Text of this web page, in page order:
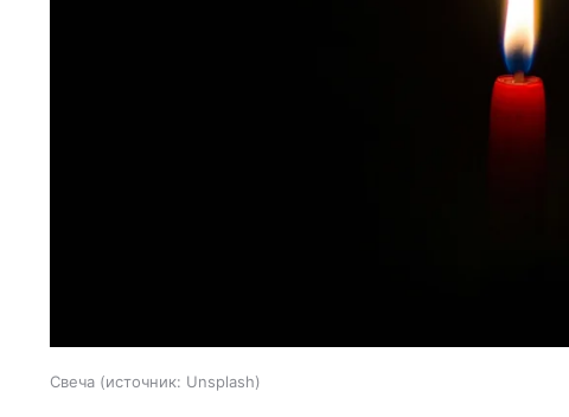
Свеча источник: Unsplash